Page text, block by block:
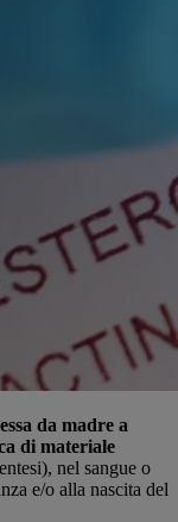
da madre a
di materiale
nel sangue o
e/o alla nascita del